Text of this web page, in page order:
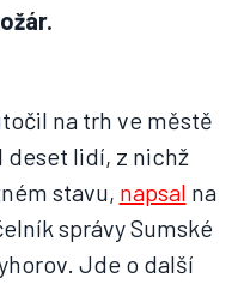
na trh ve městě
deset lidí, z nichž
stavu, napsal na
správy Sumské
Jde o další